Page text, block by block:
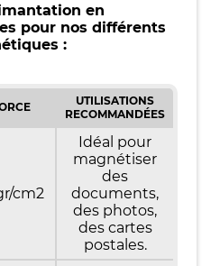
en
pour nos différents
:
UTILISATIONS
RECOMMANDÉES
cm2
Idéal pour
magnétiser
des
documents,
des photos,
des cartes
postales.